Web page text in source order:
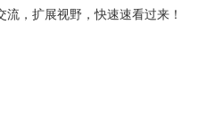
，扩展视野，快速速看过来！